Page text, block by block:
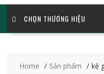
CHỌN THƯƠNG HIỆU
Home Sản phẩm kệ